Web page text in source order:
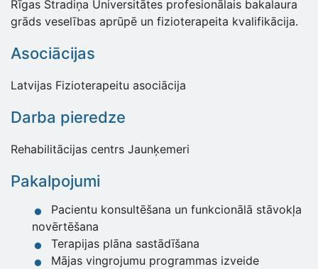
Rīgas Stradiņa Universitātes profesionālais bakalaura
grāds veselības aprūpē un fizioterapeita kvalifikācija.
Asociācijas
Latvijas Fizioterapeitu asociācija
Darba pieredze
Rehabilitācijas centrs Jaunķemeri
Pakalpojumi
Pacientu konsultēšana un funkcionālā stāvokļa
novērtēšana
Terapijas plāna sastādīšana
Mājas vingrojumu programmas izveide